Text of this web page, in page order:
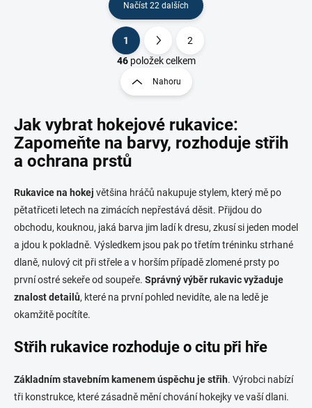
O
v
á
d
c
í
p
k
y
v
ý
p
i
u
Načíst 22 dalších
S
t
r
á
k
o
v
í
1
2
46položek celkem
Nahoru
Jak vybrat hokejové rukavice:
Zapomeňte na barvy, rozhoduje střih
a ochrana prstů
Rukavice na hokej většina hráčů nakupuje stylem, který mě po
pětatřiceti letech na zimácích nepřestává děsit. Přijdou do
obchodu, kouknou, jaká barva jim ladí k dresu, zkusí si jeden model
a jdou k pokladně. Výsledkem jsou pak po třetím tréninku strhané
dlaně, nulový cit při střele a v horším případě zlomené prsty po
první ostré sekeře od soupeře. Správný výběr rukavic vyžaduje
znalost detailů, které na první pohled nevidíte, ale na ledě je
okamžitě pocítíte.
Střih rukavice rozhoduje o citu při hře
Základním stavebním kamenem úspěchu je střih. Výrobci nabízí
tři konstrukce, které zásadně mění chování hokejky ve vaší dlani.